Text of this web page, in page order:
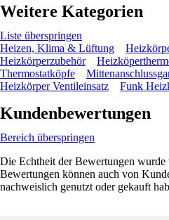
Weitere Kategorien
Liste überspringen
Heizen, Klima & Lüftung
Heizkörperzubehör
Thermostatköpfe
Heizkörper Ventileinsatz
Funk
Kundenbewertungen
Bereich überspringen
Die Echtheit der Bewertungen
Bewertungen können auch von
nachweislich genutzt oder gekauft